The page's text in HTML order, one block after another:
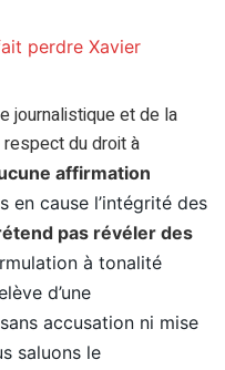
perdre Xavier
journalistique et de la
du droit à
affirmation
en cause l’intégrité des
pas révéler des
à tonalité
d’une
accusation ni mise
saluons le